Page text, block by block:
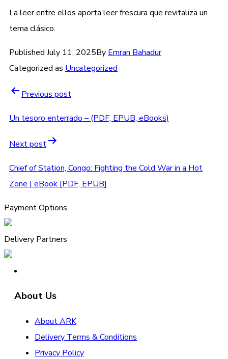
La leer entre ellos aporta leer frescura que revitaliza un
tema clásico.
Published July 11, 2025By Emran Bahadur
Categorized as Uncategorized
Previous post
Un tesoro enterrado – (PDF, EPUB, eBooks)
Next post
Chief of Station, Congo: Fighting the Cold War in a Hot
Zone | eBook [PDF, EPUB]
Payment Options
Delivery Partners
About Us
About ARK
Delivery Terms & Conditions
Privacy Policy